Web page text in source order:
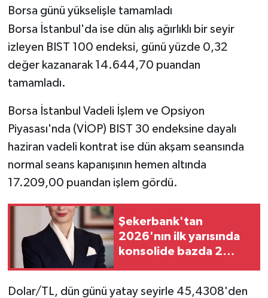
Borsa günü yükselişle tamamladı
Borsa İstanbul'da ise dün alış ağırlıklı bir seyir
izleyen BIST 100 endeksi, günü yüzde 0,32
değer kazanarak 14.644,70 puandan
tamamladı.
Borsa İstanbul Vadeli İşlem ve Opsiyon
Piyasası'nda (VİOP) BIST 30 endeksine dayalı
haziran vadeli kontrat ise dün akşam seansında
normal seans kapanışının hemen altında
17.209,00 puandan işlem gördü.
Şekerbank'tan
2026'nın ilk yarısında
konsolide bazda 2
Dolar/TL, dün günü yatay seyirle 45,4308'den